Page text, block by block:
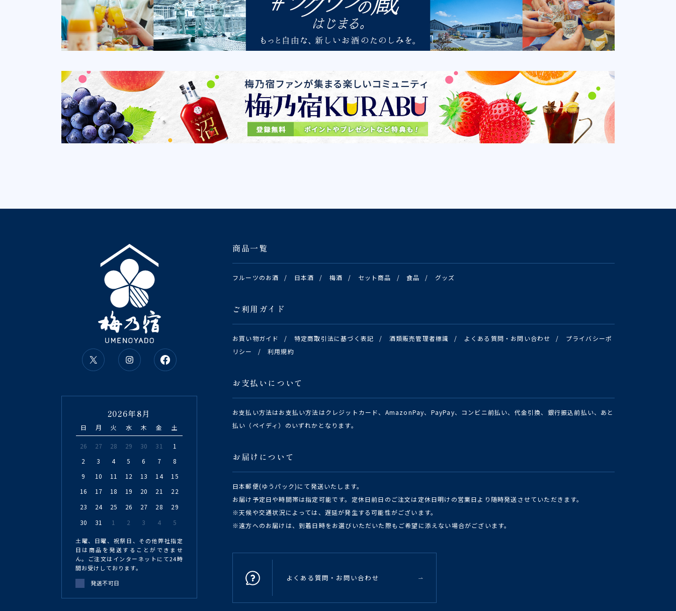
商品一覧
フルーツのお酒 / 日本酒 / 梅酒 / セット商品 / 食品 / グッズ
ご利用ガイド
お買い物ガイド / 特定商取引法に基づく表記 / 酒類販売管理者標識 / よくある質問・お問い合わせ /
プライバシーポ
リシー
/ 利用規約
お支払いについて
お支払い方法はお支払い方法はクレジットカード、AmazonPay、PayPay、コンビニ前払い、代金引換、銀行振込前払い、あと
払い（ペイディ）のいずれかとなります。
お届けについて
日本郵便(ゆうパック)にて発送いたします。
お届け予定日や時間帯は指定可能です。定休日前日のご注文は定休日明けの営業日より随時発送させていただきます。
※天候や交通状況によっては、遅延が発生する可能性がございます。
※遠方へのお届けは、到着日時をお選びいただいた際もご希望に添えない場合がございます。
よくある質問・お問い合わせ
2026年8月
日 月 火 水 木 金 土
26 27 28 29 30 31
1
2
3 4 5 6 7
8
9
10 11 12 13 14
15
16
17 18 19 20 21
22
23
24 25 26 27 28
29
30
31 1 2 3 4 5
土曜、日曜、祝祭日、その他弊社指定
日は商品を発送することができませ
ん。ご注文はインターネットにて24時
間お受けしております。
発送不可日